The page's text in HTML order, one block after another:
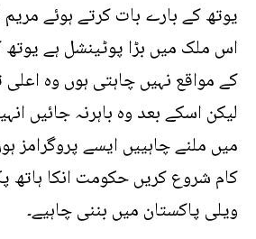
یوتھ کے بارے بات کرتے ہوئے مریم
اس ملک میں بڑا پوٹینشل ہے
کے مواقع نہیں چاہتی ہوں وہ
لیکن اسکے بعد وہ باہرنہ جائیں
میں ملنے چاہییں ایسے پروگرامز
کام شروع کریں حکومت انکا ہاتھ
ویلی پاکستان میں بننی چاہیے۔